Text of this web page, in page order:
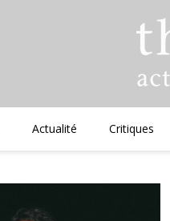
Actualité Critiques